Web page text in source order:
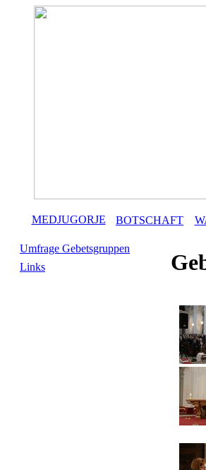
MEDJUGORJE BOTSCHAFT
Umfrage Gebetsgruppen
Links